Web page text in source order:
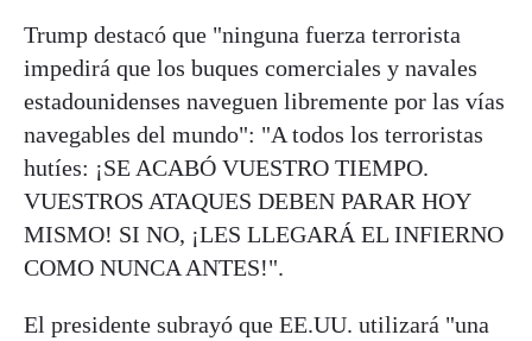
Trump destacó que "ninguna fuerza terrorista
impedirá que los buques comerciales y navales
estadounidenses naveguen libremente por las vías
navegables del mundo": "A todos los terroristas
hutíes: ¡SE ACABÓ VUESTRO TIEMPO.
VUESTROS ATAQUES DEBEN PARAR HOY
MISMO! SI NO, ¡LES LLEGARÁ EL INFIERNO
COMO NUNCA ANTES!".
El presidente subrayó que EE.UU. utilizará "una